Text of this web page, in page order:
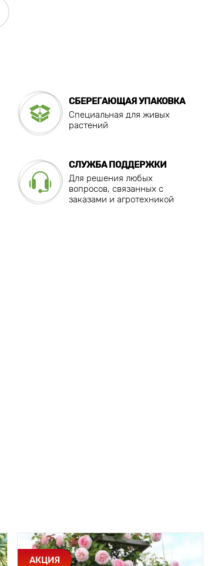
СБЕРЕГАЮЩАЯ УПАКОВКА
Специальная для живых
растений
СЛУЖБА ПОДДЕРЖКИ
Для решения любых
вопросов, связанных с
заказами и агротехникой
АКЦИЯ